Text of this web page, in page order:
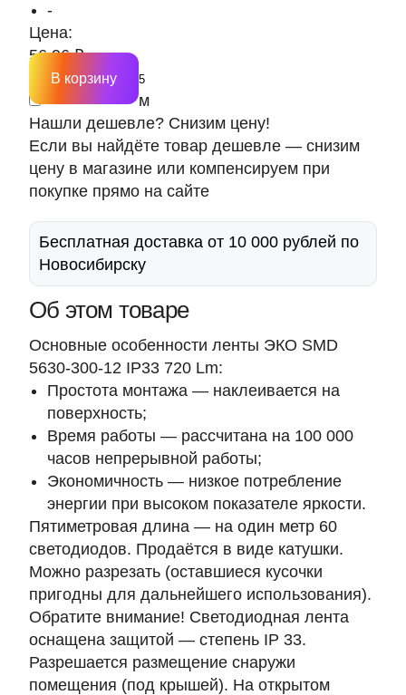
-
Цена:
56.96 ₽
м
В корзину
Нашли дешевле? Снизим цену!
Если вы найдёте товар дешевле — снизим
цену в магазине или компенсируем при
покупке прямо на сайте
Бесплатная доставка от 10 000 рублей по
Новосибирску
Об этом товаре
Основные особенности ленты ЭКО SMD
5630-300-12 IP33 720 Lm:
Простота монтажа — наклеивается на
поверхность;
Время работы — рассчитана на 100 000
часов непрерывной работы;
Экономичность — низкое потребление
энергии при высоком показателе яркости.
Пятиметровая длина — на один метр 60
светодиодов. Продаётся в виде катушки.
Можно разрезать (оставшиеся кусочки
пригодны для дальнейшего использования).
Обратите внимание! Светодиодная лента
оснащена защитой — степень IP 33.
Разрешается размещение снаружи
помещения (под крышей). На открытом